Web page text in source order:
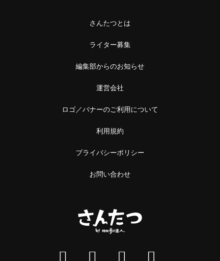
さんたつとは
ライター募集
編集部からのお知らせ
運営会社
ロゴ／バナーのご利用について
利用規約
プライバシーポリシー
お問い合わせ